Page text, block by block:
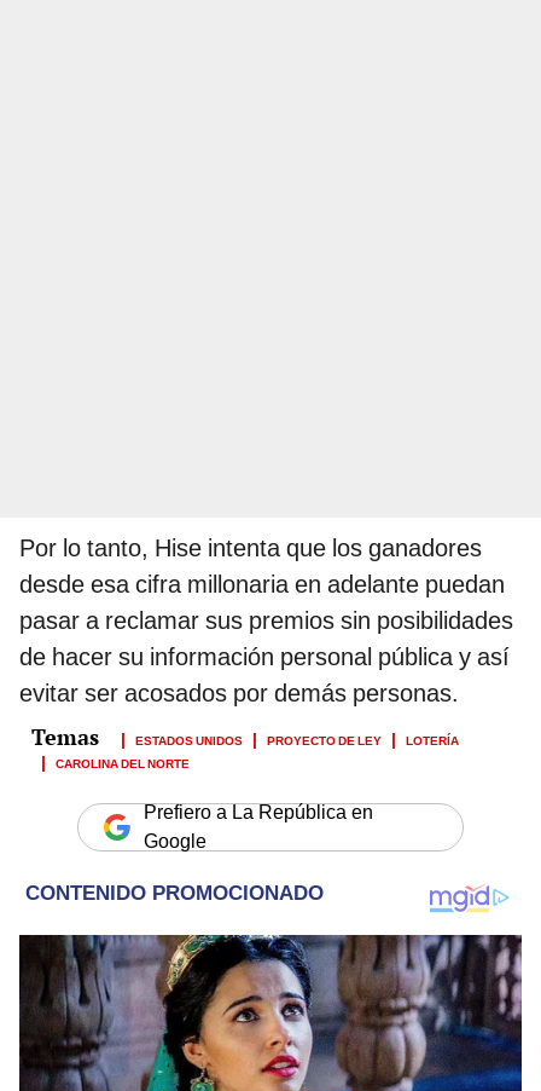
Por lo tanto, Hise intenta que los ganadores
desde esa cifra millonaria en adelante puedan
pasar a reclamar sus premios sin posibilidades
de hacer su información personal pública y así
evitar ser acosados por demás personas.
ESTADOS UNIDOS PROYECTO DE LEY
LOTERÍA
CAROLINA DEL NORTE
Prefiero a La República en
Google